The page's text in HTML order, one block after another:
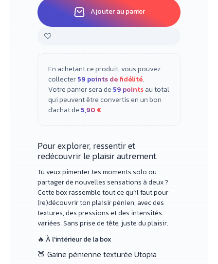
Ajouter au panier
En achetant ce produit, vous pouvez
collecter59 points de fidélité.
Votre panier sera de 59 pointsau total
qui peuvent être convertis en un bon
d'achat de 5,90 €.
Pour explorer, ressentir et
redécouvrir le plaisir autrement.
Tu veux pimenter tes moments solo ou
partager de nouvelles sensations à deux ?
Cette box rassemble tout ce qu’il faut pour
(re)découvrir ton plaisir pénien, avec des
textures, des pressions et des intensités
variées. Sans prise de tête, juste du plaisir.
🔥 À l’intérieur de la box
🍑 Gaine pénienne texturée Utopia